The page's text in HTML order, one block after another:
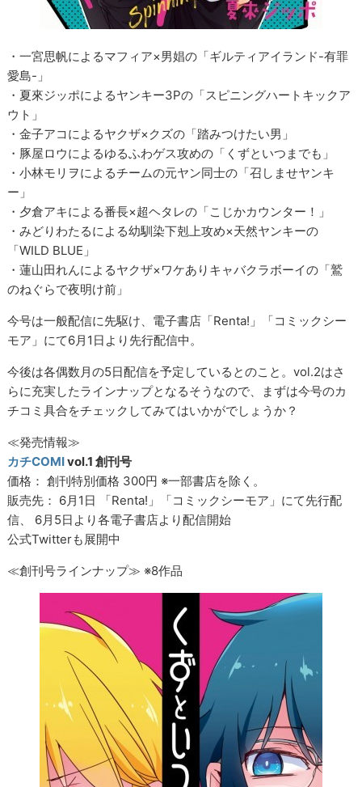
・一宮思帆によるマフィア×男娼の「ギルティアイランド-有罪
愛島-」
・夏來ジッポによるヤンキー3Pの「スピニングハートキックア
ウト」
・金子アコによるヤクザ×クズの「踏みつけたい男」
・豚屋ロウによるゆるふわゲス攻めの「くずといつまでも」
・小林モリヲによるチームの元ヤン同士の「召しませヤンキ
ー」
・夕倉アキによる番長×超ヘタレの「こじかカウンター！」
・みどりわたるによる幼馴染下剋上攻め×天然ヤンキーの
「WILD BLUE」
・蓮山田れんによるヤクザ×ワケありキャバクラボーイの「鷲
のねぐらで夜明け前」
今号は一般配信に先駆け、電子書店「Renta!」「コミックシー
モア」にて6月1日より先行配信中。
今後は各偶数月の5日配信を予定しているとのこと。vol.2はさ
らに充実したラインナップとなるそうなので、まずは今号のカ
チコミ具合をチェックしてみてはいかがでしょうか？
≪発売情報≫
カチCOMIvol.1 創刊号
価格： 創刊特別価格 300円 ※一部書店を除く。
販売先： 6月1日 「Renta!」「コミックシーモア」にて先行配
信、 6月5日より各電子書店より配信開始
公式Twitterも展開中
≪創刊号ラインナップ≫ ※8作品